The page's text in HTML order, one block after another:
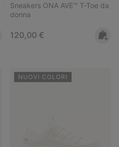
Sneakers ONA AVE™ T-Toe da
donna
Regular price:
120,00 €
NUOVI COLORI